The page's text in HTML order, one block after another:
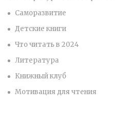
Саморазвитие
Детские книги
Что читать в 2024
Литература
Книжный клуб
Мотивация для чтения